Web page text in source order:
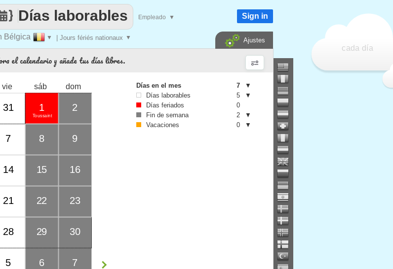
cada día
Bélgica ▼ | Jours fériés nationaux ▼
Días laborables Empleado ▼ Sign in
Ajustes
el calendario y añade tus días libres.
vie sáb dom
31
Toussaint
1 2
7 8 9
14 15 16
21 22 23
28 29 30
5 6 7
Días en el mes 7
▼
Días laborables
5
▼
Días feriados
0
Fin de semana
2
▼
Vacaciones
0 ▼